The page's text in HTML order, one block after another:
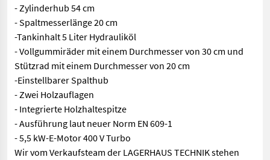
- Zylinderhub 54 cm
- Spaltmesserlänge 20 cm
-Tankinhalt 5 Liter Hydrauliköl
- Vollgummiräder mit einem Durchmesser von 30 cm und
Stützrad mit einem Durchmesser von 20 cm
-Einstellbarer Spalthub
- Zwei Holzauflagen
- Integrierte Holzhaltespitze
- Ausführung laut neuer Norm EN 609-1
- 5,5 kW-E-Motor 400 V Turbo
Wir vom Verkaufsteam der LAGERHAUS TECHNIK stehen